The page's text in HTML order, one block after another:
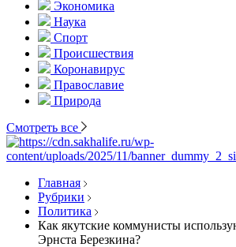
Экономика
Наука
Спорт
Происшествия
Коронавирус
Православие
Природа
Смотреть все
Главная
Рубрики
Политика
Как якутские коммунисты
Эрнста Березкина?